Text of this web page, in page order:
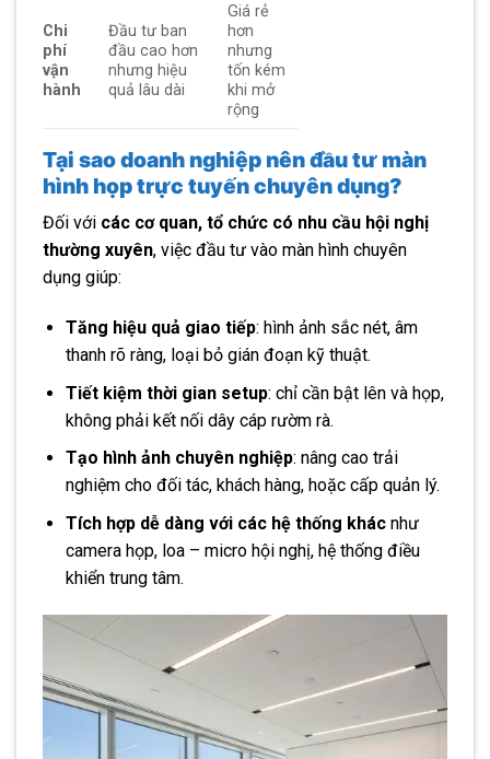
Chi
phí
vận
hành
Đầu tư ban
đầu cao hơn
nhưng hiệu
quả lâu dài
Giá rẻ
hơn
nhưng
tốn kém
khi mở
rộng
Tại sao doanh nghiệp nên đầu tư màn
hình họp trực tuyến chuyên dụng?
Đối với các cơ quan, tổ chức có nhu cầu hội nghị
thường xuyên, việc đầu tư vào màn hình chuyên
dụng giúp:
Tăng hiệu quả giao tiếp: hình ảnh sắc nét, âm
thanh rõ ràng, loại bỏ gián đoạn kỹ thuật.
Tiết kiệm thời gian setup: chỉ cần bật lên và họp,
không phải kết nối dây cáp rườm rà.
Tạo hình ảnh chuyên nghiệp: nâng cao trải
nghiệm cho đối tác, khách hàng, hoặc cấp quản lý.
Tích hợp dễ dàng với các hệ thống khácnhư
camera họp, loa – micro hội nghị, hệ thống điều
khiển trung tâm.